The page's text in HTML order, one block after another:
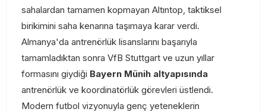
sahalardan tamamen kopmayan Altıntop, taktiksel
birikimini saha kenarına taşımaya karar verdi.
Almanya'da antrenörlük lisanslarını başarıyla
tamamladıktan sonra VfB Stuttgart ve uzun yıllar
formasını giydiği Bayern Münih altyapısında
antrenörlük ve koordinatörlük görevleri üstlendi.
Modern futbol vizyonuyla genç yeteneklerin